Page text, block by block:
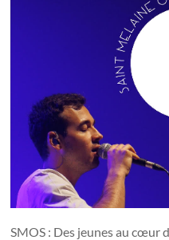
SMOS : Des jeunes au cœur